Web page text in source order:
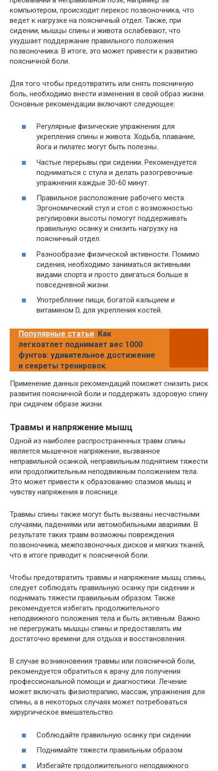
компьютером, происходит перекос позвоночника, что
ведет к нагрузке на поясничный отдел. Также, при
сидении, мышцы спины и живота ослабевают, что
ухудшает поддержание правильного положения
позвоночника. В итоге, это может привести к развитию
поясничной боли.
Для того чтобы предотвратить или снять поясничную
боль, необходимо внести изменения в свой образ жизни.
Основные рекомендации включают следующее:
Регулярные физические упражнения для
укрепления спины и живота. Ходьба, плавание,
йога и пилатес могут быть полезны.
Частые перерывы при сидении. Рекомендуется
подниматься с стула и делать разогревочные
упражнения каждые 30-60 минут.
Правильное расположение рабочего места.
Эргономический стул и стол с возможностью
регулировки высоты помогут поддерживать
правильную осанку и снизить нагрузку на
поясничный отдел.
Разнообразие физической активности. Помимо
сидения, необходимо заниматься активными
видами спорта и просто двигаться больше в
повседневной жизни.
Употребление пищи, богатой кальцием и
витамином D, для укрепления костей.
Популярные статьи Как
легкоатлет поднимает вес 1000
фунтов: удивительное достижение
и секреты тренировок
Применение данных рекомендаций поможет снизить риск
развития поясничной боли и поддержать здоровую спину
при сидячем образе жизни.
Травмы и напряжение мышц
Одной из наиболее распространенных травм спины
является мышечное напряжение, вызванное
неправильной осанкой, неправильным поднятием тяжести
или продолжительным неподвижным положением тела.
Это может привести к образованию спазмов мышц и
чувству напряжения в пояснице.
Травмы спины также могут быть вызваны несчастными
случаями, падениями или автомобильными авариями. В
результате таких травм возможны повреждения
позвоночника, межпозвоночных дисков и мягких тканей,
что в итоге приводит к поясничной боли.
Чтобы предотвратить травмы и напряжение мышц спины,
следует соблюдать правильную осанку при сидении и
поднимать тяжести правильным образом. Также
рекомендуется избегать продолжительного
неподвижного положения тела и быть активным. Важно
не перегружать мышцы спины и предоставлять им
достаточно времени для отдыха и восстановления.
В случае возникновения травмы или поясничной боли,
рекомендуется обратиться к врачу для получения
профессиональной помощи и диагностики. Лечение
может включать физиотерапию, массаж, упражнения для
спины, а в некоторых случаях может потребоваться
хирургическое вмешательство.
Соблюдайте правильную осанку при сидении
Поднимайте тяжести правильным образом
Избегайте продолжительного неподвижного